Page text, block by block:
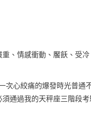
、情感衝動、饜飫、受冷
心絞痛的爆發時光普通
通過我的天秤座三階段